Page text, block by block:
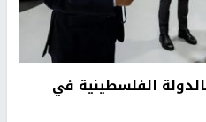
الفلسطينية في